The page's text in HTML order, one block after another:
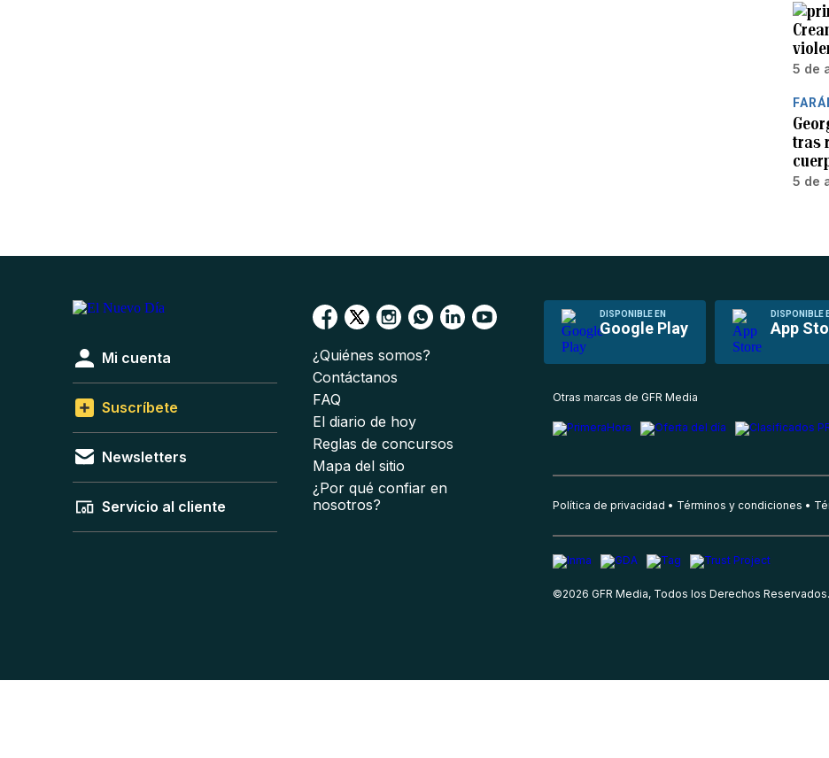
5 de
tras
5 de
DISPONIBLE EN
Google Play
DISPONIBLE
App
Mi cuenta
Suscríbete
Newsletters
Servicio al cliente
¿Quiénes somos?
Contáctanos
FAQ
El diario de hoy
Reglas de concursos
Mapa del sitio
¿Por qué confiar en
nosotros?
Otras marcas de GFR Media
Política de privacidad Términos y condiciones
©2026 GFR Media, Todos los Derechos Reservados.